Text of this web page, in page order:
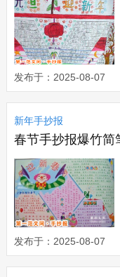
发布于：2025-08-07
新年手抄报
发布于：2025-08-07